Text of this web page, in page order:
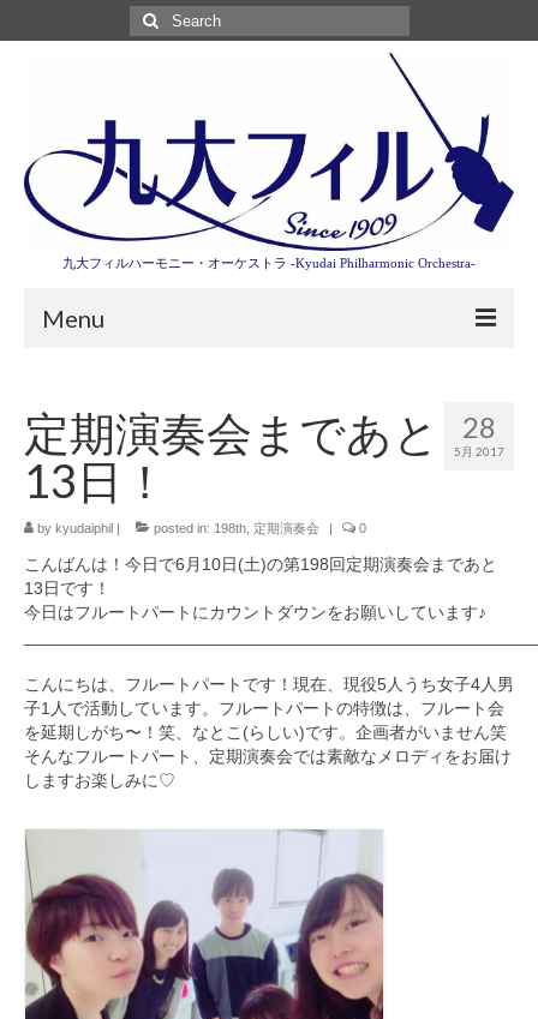
Search
for:
九大フィルハーモニー・オーケストラ -Kyudai Philharmonic Orchestra-
Menu
演奏会情報
卒業記念演奏会2027
九大フィルとは
九大フィルの歴史
演奏会の歴史
出張演奏
九大フィル特集ページ
団員専用ページ
28
5月 2017
定期演奏会まであと
13日！
by kyudaiphil posted in: 198th 定期演奏会 0
こんばんは！今日で6月10日(土)の第198回定期演奏会まであと
13日です！
今日はフルートパートにカウントダウンをお願いしています♪
こんにちは、フルートパートです！現在、 現役5人うち女子4人男
子1人で活動しています。 フルートパートの特徴は、フルート会
を延期しがち〜！笑、 なとこ(らしい)です。企画者がいません笑
そんなフルートパート、 定期演奏会では素敵なメロディをお届け
しますお楽しみに♡